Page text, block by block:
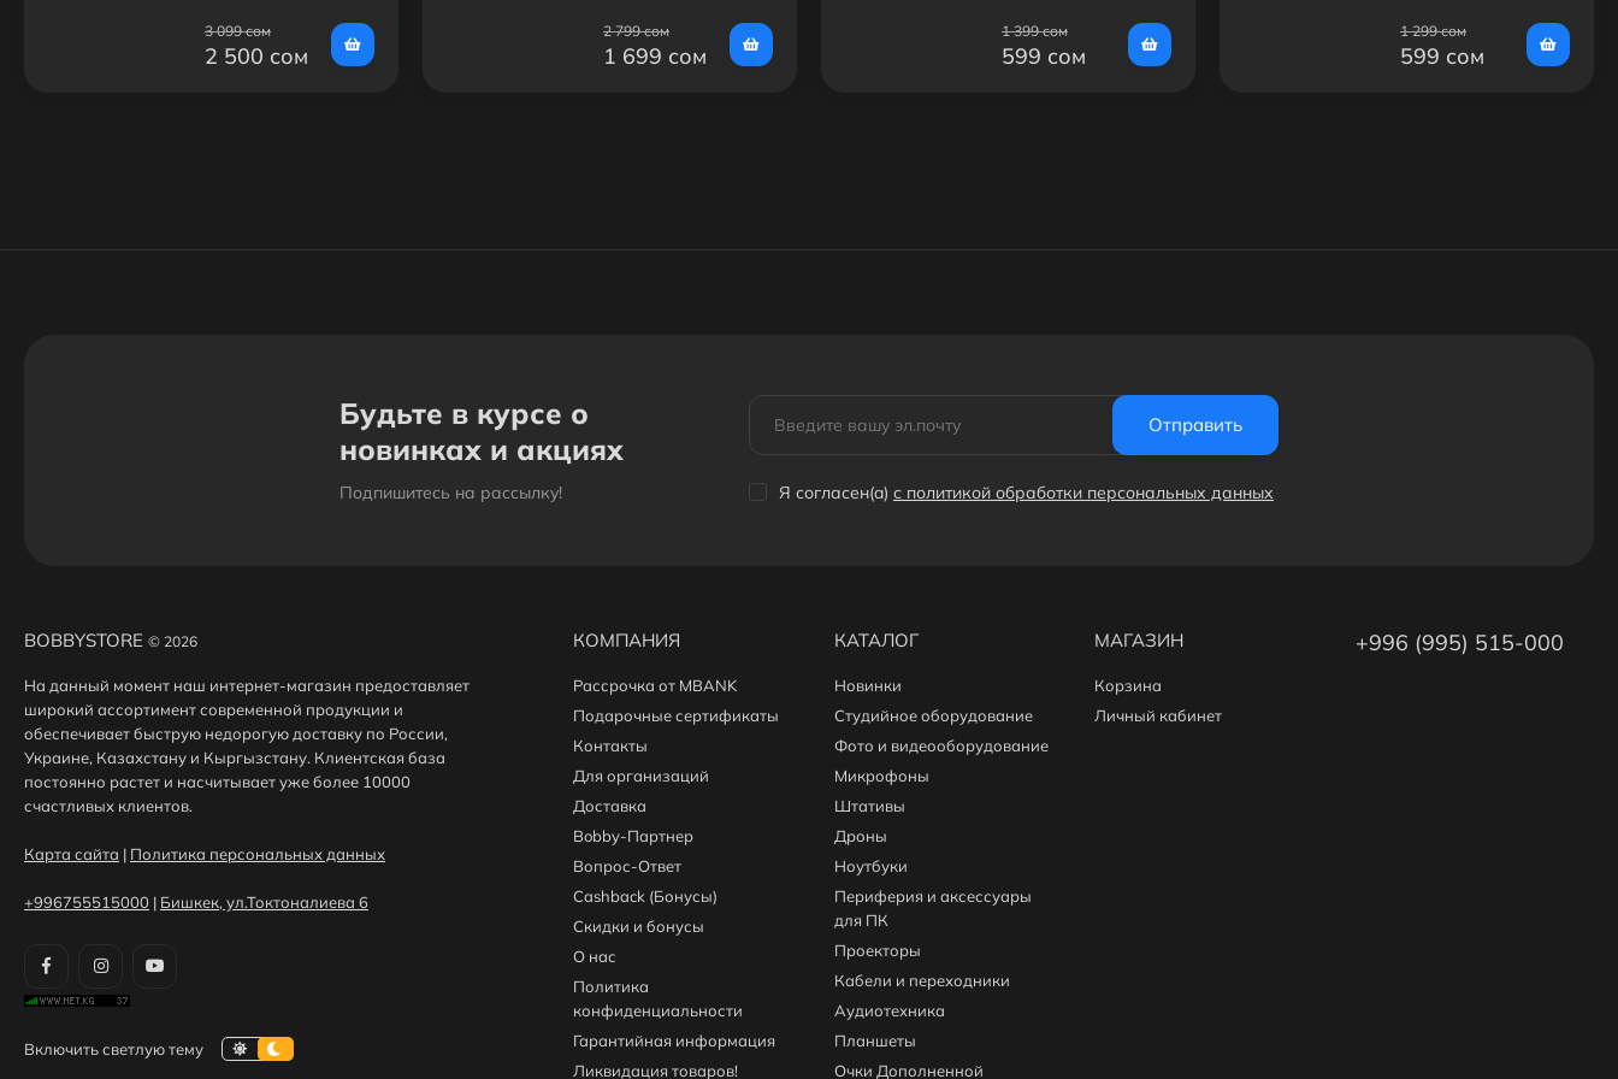
3 099 сом
2 500 сом
2 799 сом
1 699 сом
1 399 сом
599 сом
1 299 сом
599 сом
Будьте в курсе о
новинках и акциях
Подпишитесь на рассылкy!
Отправить
Я согласен(a) с политикой обработки персональных данных
BOBBYSTORE © 2026
На данный момент наш интернет-магазин предоставляет
широкий ассортимент современной продукции и
обеспечивает быструю недорогую доставку по России,
Украине, Казахстану и Кыргызстану. Клиентская база
постоянно растет и насчитывает уже более 10000
счастливых клиентов.
Карта сайта | Политика персональных данных
+996755515000 | Бишкек, ул.Токтоналиева 6
КОМПАНИЯ
Рассрочка от MBANK
Подарочные сертификаты
Контакты
Для организаций
Доставка
Bobby-Партнер
Вопрос-Ответ
Cashback (Бонусы)
Скидки и бонусы
О нас
Политика
конфиденциальности
Гарантийная информация
Ликвидация товаров!
КАТАЛОГ
Новинки
Студийное оборудование
Фото и видеооборудование
Микрофоны
Штативы
Дроны
Ноутбуки
Периферия и аксессуары
для ПК
Проекторы
Кабели и переходники
Аудиотехника
Планшеты
Очки Дополненной
МАГАЗИН
Корзина
Личный кабинет
+996 (995) 515-000